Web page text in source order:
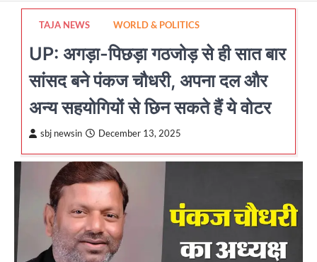
TAJA NEWS WORLD & POLITICS
UP: अगड़ा-पिछड़ा गठजोड़ से ही सात बार
सांसद बने पंकज चौधरी, अपना दल और
अन्य सहयोगियों से छिन सकते हैं ये वोटर
sbj newsin December 13, 2025